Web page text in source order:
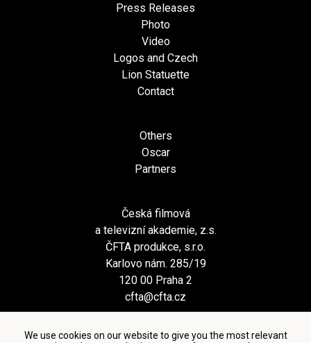
We use cookies on our website to give you the most relevant
Press Releases
Photo
Video
Logos and Czech
Lion Statuette
Contact
Others
Oscar
Partners
Česká filmová
a televizní akademie, z.s.
ČFTA produkce, s.r.o.
Karlovo nám. 285/19
120 00 Praha 2
cfta@cfta.cz